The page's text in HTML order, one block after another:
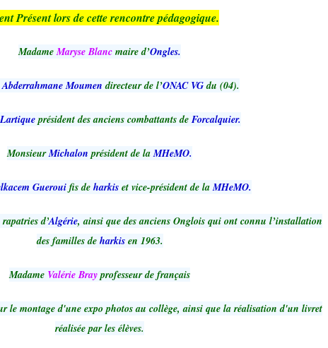
Présent lors de cette rencontre pédagogique.
MadameMaryse Blanc maire d’Ongles.
Abderrahmane Moumen directeur de l’ONAC VG du (04).
Lartique président des anciens combattants de Forcalquier.
MonsieurMichalon président de la MHeMO.
Guerouifis de harkis et vice-président de laMHeMO.
d’Algérie, ainsi que des anciens Onglois qui ont connu l’installation
des familles de harkis en 1963.
Madame Valérie Brayprofesseur de français
le montage d'une expo photos au collège, ainsi que la réalisation d'un livret
réalisée par les élèves.